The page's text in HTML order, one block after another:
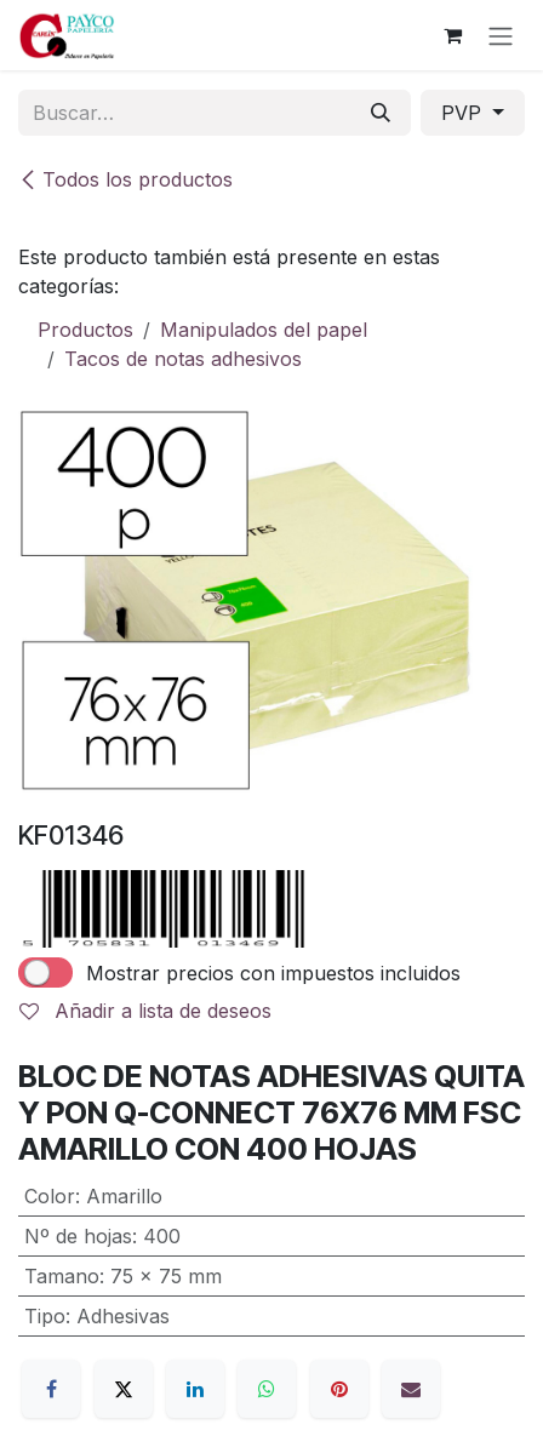
Ir al contenido
Todos los productos
PVP
Este producto también está presente en estas
categorías:
Productos
Manipulados del papel
Tacos de notas adhesivos
KF01346
Mostrar precios con impuestos incluidos
Añadir a lista de deseos
BLOC DE NOTAS ADHESIVAS QUITA
Y PON Q-CONNECT 76X76 MM FSC
AMARILLO CON 400 HOJAS
Color: Amarillo
Nº de hojas: 400
Tamano: 75 x 75 mm
Tipo: Adhesivas